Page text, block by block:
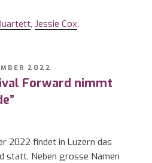
, Jessie Cox.
2022
Forward nimmt
2022 findet in Luzern das
statt. Neben grosse Namen